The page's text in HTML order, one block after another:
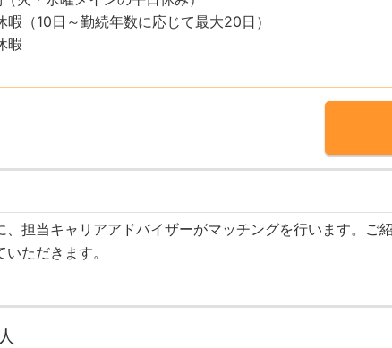
暇（10日～勤続年数に応じて最大20日）
暇
担当キャリアアドバイザーがマッチングを行います。ご
ただきます。